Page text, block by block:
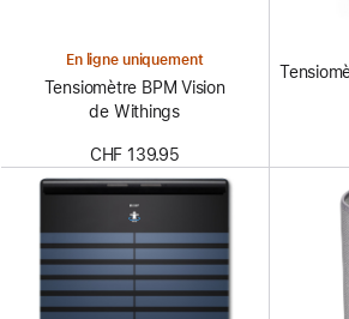
En ligne uniquement
Tensiomètre BPM Vision
de Withings
CHF 139.95